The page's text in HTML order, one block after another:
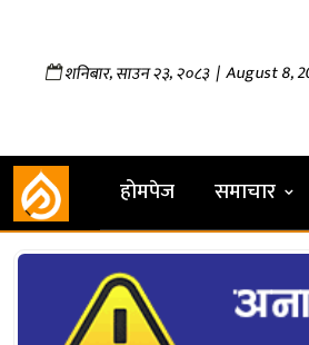
शनिबार,साउन२३,२०८३| August 8,
होमपेज समाचार